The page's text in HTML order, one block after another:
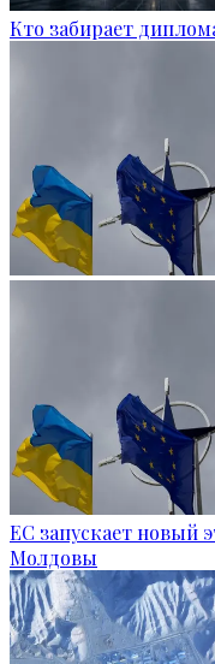
Кто забирает
ЕС запускает новый
Молдовы